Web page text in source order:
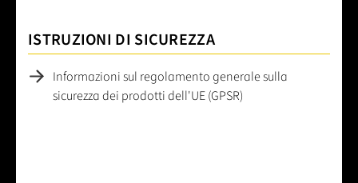
ISTRUZIONI DI SICUREZZA
Informazioni sul regolamento generale sulla
sicurezza dei prodotti dell'UE (GPSR)